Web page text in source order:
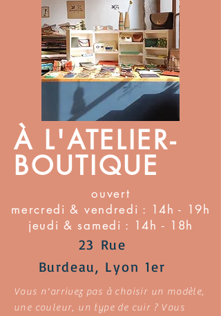
À L'ATELIER-
BOUTIQUE
ouvert
mercredi & vendredi : 14h - 19h
jeudi & samedi : 14h - 18h
23 Rue
Burdeau, Lyon 1er
Vous n'arrivez pas à choisir un modèle,
une couleur, un type de cuir ? Vous